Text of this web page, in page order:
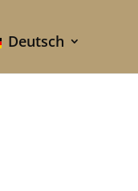
Deutsch